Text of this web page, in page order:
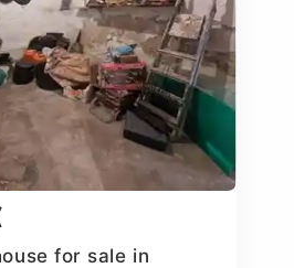
for sale in